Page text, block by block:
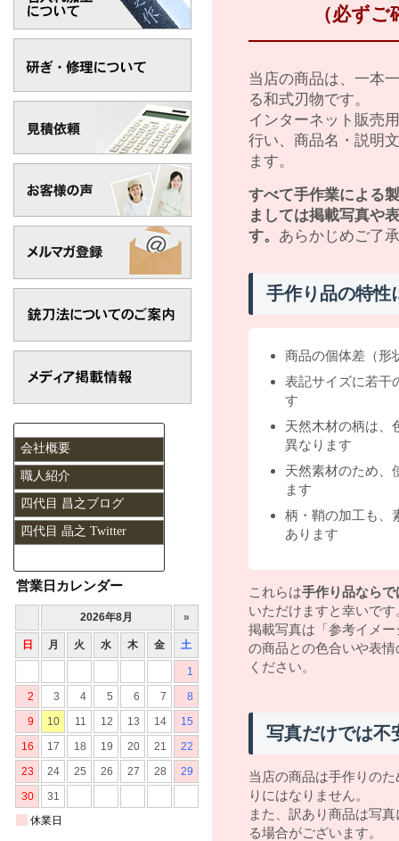
（必ず
当店の商品は、一本
る和式刃物です。
インターネット販売
行い、商品名・説明
ます。
すべて手作業による
ましては掲載写真や
す。 あらかじめご了
手作り品の特性
商品の個体差（形
表記サイズに若干
す
天然木材の柄は、
異なります
天然素材のため、
ます
柄・鞘の加工も、
あります
これらは手作り品なら
いただけますと幸いです
掲載写真は「参考イメ
の商品との色合いや表
ください。
写真だけでは不
当店の商品は手作りの
りにはなりません。
また、訳あり商品は写
る場合がございます。
会社概要
職人紹介
四代目 昌之ブログ
四代目 晶之 Twitter
営業日カレンダー